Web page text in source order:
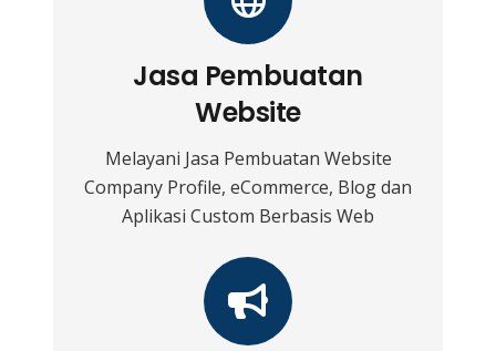
Jasa Pembuatan
Website
Melayani Jasa Pembuatan Website
Company Profile, eCommerce, Blog dan
Aplikasi Custom Berbasis Web